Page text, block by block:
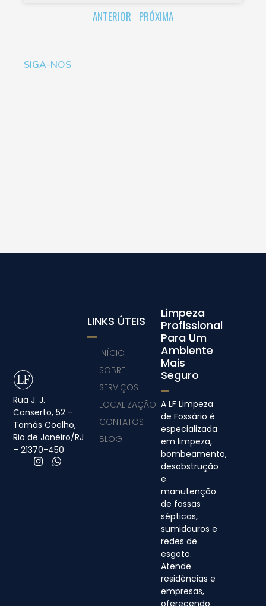
ANTERIOR PRÓXIMA
SIGA-NOS
Rua J. J.
Conserto, 52 –
Tomás Coelho,
Rio de Janeiro/RJ
– 21370-450
Limpeza
Profissional
Para Um
Ambiente
Mais
Seguro
A LF Limpeza
de Fossário é
especializada
em limpeza,
bombeamento,
desobstrução
e
manutenção
de fossas
sépticas,
sumidouros e
redes de
esgoto.
Atende
residências e
empresas,
oferecendo
LINKS ÚTEIS
INÍCIO
SOBRE
SERVIÇOS
LOCALIZAÇÃO
CONTATOS
BLOG